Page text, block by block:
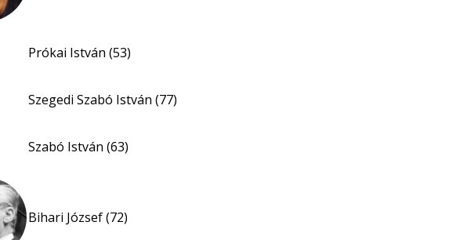
Prókai István (53)
Szegedi Szabó István (77)
Szabó István (63)
Bihari József (72)